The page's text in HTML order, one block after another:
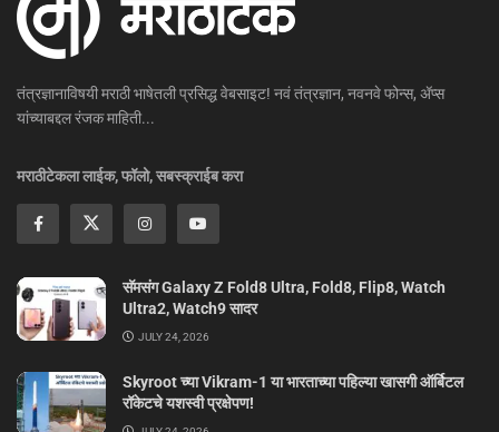
तंत्रज्ञानाविषयी मराठी भाषेतली प्रसिद्ध वेबसाइट! नवं तंत्रज्ञान, नवनवे फोन्स, ॲप्स
यांच्याबद्दल रंजक माहिती...
मराठीटेकला लाईक, फॉलो, सबस्क्राईब करा
सॅमसंग Galaxy Z Fold8 Ultra, Fold8, Flip8, Watch
Ultra2, Watch9 सादर
JULY 24, 2026
Skyroot च्या Vikram-1 या भारताच्या पहिल्या खासगी ऑर्बिटल
रॉकेटचे यशस्वी प्रक्षेपण!